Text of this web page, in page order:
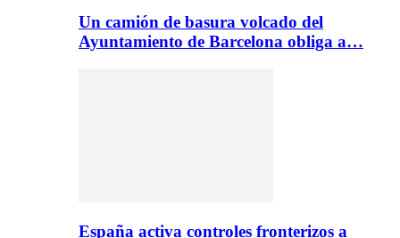
Un camión de basura volcado del
Ayuntamiento de Barcelona obliga a…
España activa controles fronterizos a